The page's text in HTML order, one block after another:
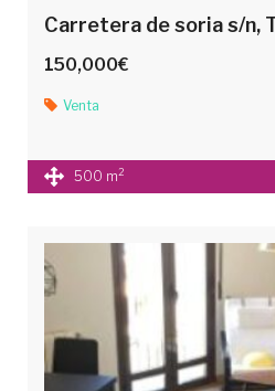
Carretera de soria s/n,
150,000€
Venta
500 m2